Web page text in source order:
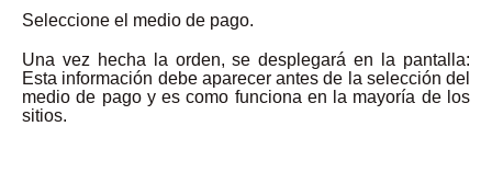
Seleccione el medio de pago.
Una vez hecha la orden, se desplegará en la pantalla:
Esta información debe aparecer antes de la selección del
medio de pago y es como funciona en la mayoría de los
sitios.